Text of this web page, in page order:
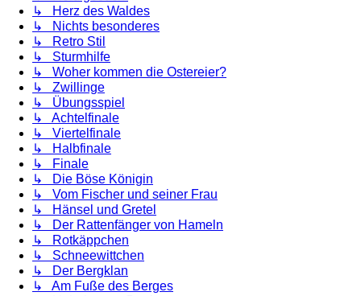
↳ Herz des Waldes
↳ Nichts besonderes
↳ Retro Stil
↳ Sturmhilfe
↳ Woher kommen die Ostereier?
↳ Zwillinge
↳ Übungsspiel
↳ Achtelfinale
↳ Viertelfinale
↳ Halbfinale
↳ Finale
↳ Die Böse Königin
↳ Vom Fischer und seiner Frau
↳ Hänsel und Gretel
↳ Der Rattenfänger von Hameln
↳ Rotkäppchen
↳ Schneewittchen
↳ Der Bergklan
↳ Am Fuße des Berges